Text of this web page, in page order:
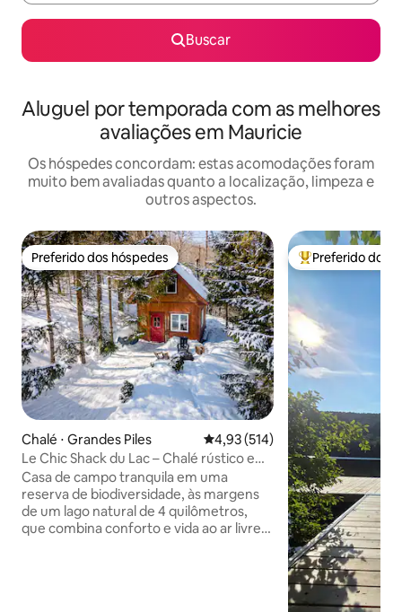
Buscar
Aluguel por temporada com as melhores
avaliações em Mauricie
Os hóspedes concordam: estas acomodações foram
muito bem avaliadas quanto a localização, limpeza e
outros aspectos.
Preferido dos hóspedes
Preferido dos hóspedes
Chalé ⋅ Grandes Piles 4,93 de uma avaliação média de
4,93 (514)
Le Chic Shack du Lac – Chalé rústico em
meio à natureza
Casa de campo tranquila em uma
reserva de biodiversidade, às margens
de um lago natural de 4 quilômetros,
que combina conforto e vida ao ar livre.
Entre os
Preferido dos